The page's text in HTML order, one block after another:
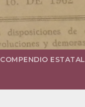
COMPENDIO ESTATAL